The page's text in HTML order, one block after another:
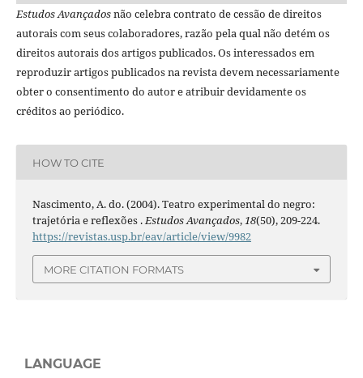
Estudos Avançadosnão celebra contrato de cessão de direitos
autorais com seus colaboradores, razão pela qual não detém os
direitos autorais dos artigos publicados. Os interessados em
reproduzir artigos publicados na revista devem necessariamente
obter o consentimento do autor e atribuir devidamente os
créditos ao periódico.
HOW TO CITE
Nascimento, A. do. (2004). Teatro experimental do negro:
trajetória e reflexões .Estudos Avançados,18(50), 209-224.
https://revistas.usp.br/eav/article/view/9982
MORE CITATION FORMATS
LANGUAGE